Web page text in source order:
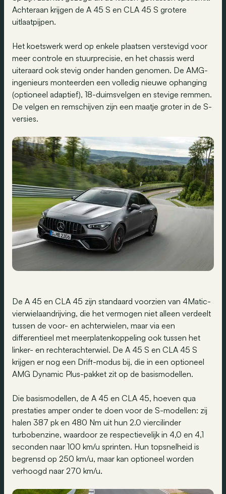
Achteraan krijgen de A 45 S en CLA 45 S grotere
uitlaatpijpen.
Het koetswerk werd op enkele plaatsen verstevigd voor
meer controle en stuurprecisie, en het chassis werd
uiteraard ook stevig onder handen genomen. De AMG-
ingenieurs monteerden een volledig nieuwe ophanging
(optioneel adaptief), 18-duimsvelgen en stevige remmen.
De velgen en remschijven zijn een maatje groter in de S-
versies.
De A 45 en CLA 45 zijn standaard voorzien van 4Matic-
vierwielaandrijving, die het vermogen niet alleen verdeelt
tussen de voor- en achterwielen, maar via een
differentieel met meerplatenkoppeling ook tussen het
linker- en rechterachterwiel. De A 45 S en CLA 45 S
krijgen er nog een Drift-modus bij, die in een optioneel
AMG Dynamic Plus-pakket zit op de basismodellen.
Die basismodellen, de A 45 en CLA 45, hoeven qua
prestaties amper onder te doen voor de S-modellen: zij
halen 387 pk en 480 Nm uit hun 2.0 viercilinder
turbobenzine, waardoor ze respectievelijk in 4,0 en 4,1
seconden naar 100 km/u sprinten. Hun topsnelheid is
begrensd op 250 km/u, maar kan optioneel worden
verhoogd naar 270 km/u.